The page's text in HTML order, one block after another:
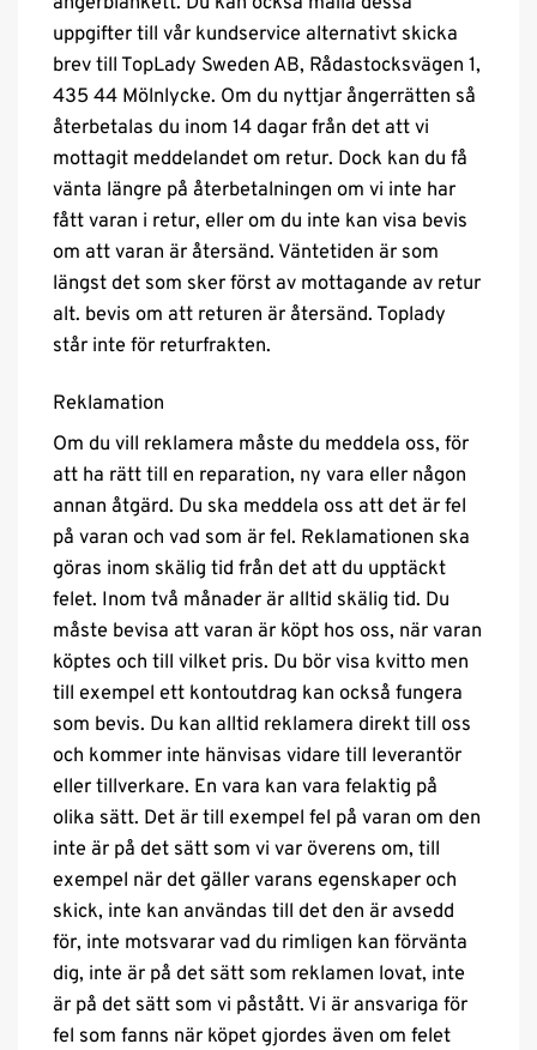
uppgifter till vår kundservice alternativt skicka
brev till TopLady Sweden AB, Rådastocksvägen 1,
435 44 Mölnlycke. Om du nyttjar ångerrätten så
återbetalas du inom 14 dagar från det att vi
mottagit meddelandet om retur. Dock kan du få
vänta längre på återbetalningen om vi inte har
fått varan i retur, eller om du inte kan visa bevis
om att varan är återsänd. Väntetiden är som
längst det som sker först av mottagande av retur
alt. bevis om att returen är återsänd. Toplady
står inte för returfrakten.
Reklamation
Om du vill reklamera måste du meddela oss, för
att ha rätt till en reparation, ny vara eller någon
annan åtgärd. Du ska meddela oss att det är fel
på varan och vad som är fel. Reklamationen ska
göras inom skälig tid från det att du upptäckt
felet. Inom två månader är alltid skälig tid. Du
måste bevisa att varan är köpt hos oss, när varan
köptes och till vilket pris. Du bör visa kvitto men
till exempel ett kontoutdrag kan också fungera
som bevis. Du kan alltid reklamera direkt till oss
och kommer inte hänvisas vidare till leverantör
eller tillverkare. En vara kan vara felaktig på
olika sätt. Det är till exempel fel på varan om den
inte är på det sätt som vi var överens om, till
exempel när det gäller varans egenskaper och
skick, inte kan användas till det den är avsedd
för, inte motsvarar vad du rimligen kan förvänta
dig, inte är på det sätt som reklamen lovat, inte
är på det sätt som vi påstått. Vi är ansvariga för
fel som fanns när köpet gjordes även om felet